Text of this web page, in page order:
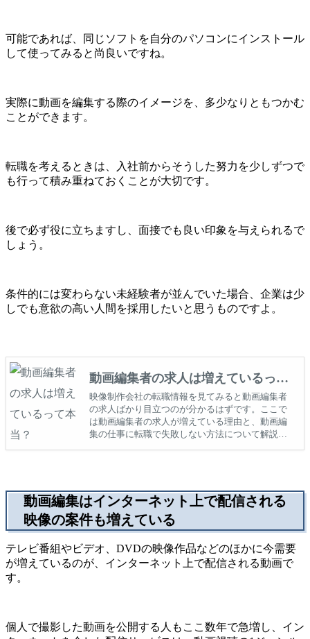
可能であれば、同じソフトを自分のパソコンにインストール
して使ってみると尚良いですね。
実際に動画を編集する際のイメージを、多少なりともつかむ
ことができます。
転職を考えるときは、入社前からそうした努力を少しずつで
も行って積み重ねておくことが大切です。
後で必ず役に立ちますし、面接でも良い印象を与えられるで
しょう。
条件的には変わらない未経験者が並んでいた場合、企業は少
しでも意欲の高い人間を採用したいと思うものですよ。
動画編集者の求人は増えているって
本当？
映像制作会社の転職情報を見てみると動画編集者
の求人ばかり目立つのが分かるはずです。ここで
は動画編集者の求人が増えている理由と、動画編
集の仕事に転職で失敗しない方法について解説い
動画編集はインターネット上で配信される
映像の案件も増えている
テレビ番組やビデオ、DVDの映像作品などのほかに今需要
が増えているのが、インターネット上で配信される動画で
す。
個人で撮影した動画を公開する人もここ数年で急増し、イン